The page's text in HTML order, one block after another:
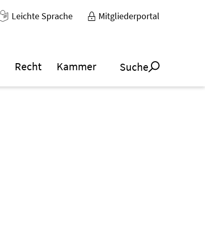
Leichte Sprache Mitgliederportal
Recht Kammer Suche